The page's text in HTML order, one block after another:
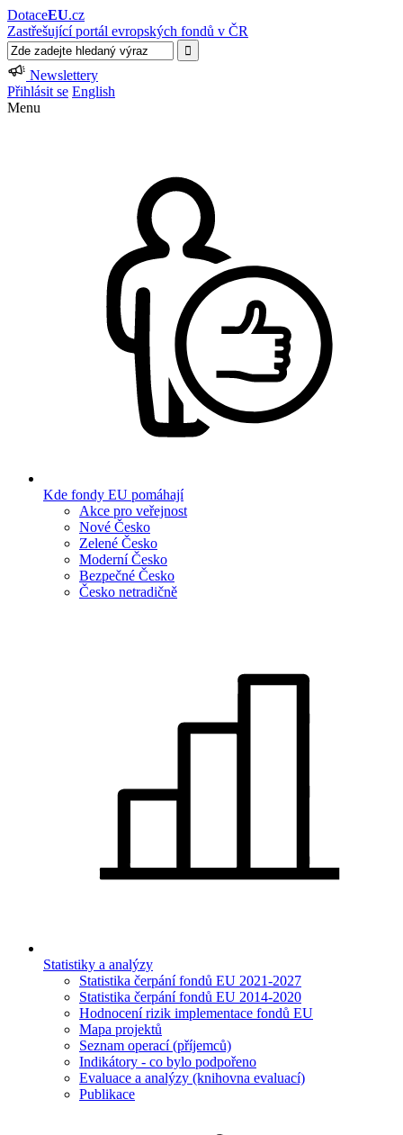
DotaceEU.cz
Zastřešující portál evropských fondů v ČR
Newslettery
Přihlásit se English
Menu
Kde fondy EU pomáhají
Akce pro veřejnost
Nové Česko
Zelené Česko
Moderní Česko
Bezpečné Česko
Česko netradičně
Statistiky a analýzy
Statistika čerpání fondů EU 2021-2027
Statistika čerpání fondů EU 2014-2020
Hodnocení rizik implementace fondů EU
Mapa projektů
Seznam operací (příjemců)
Indikátory - co bylo podpořeno
Evaluace a analýzy (knihovna evaluací)
Publikace